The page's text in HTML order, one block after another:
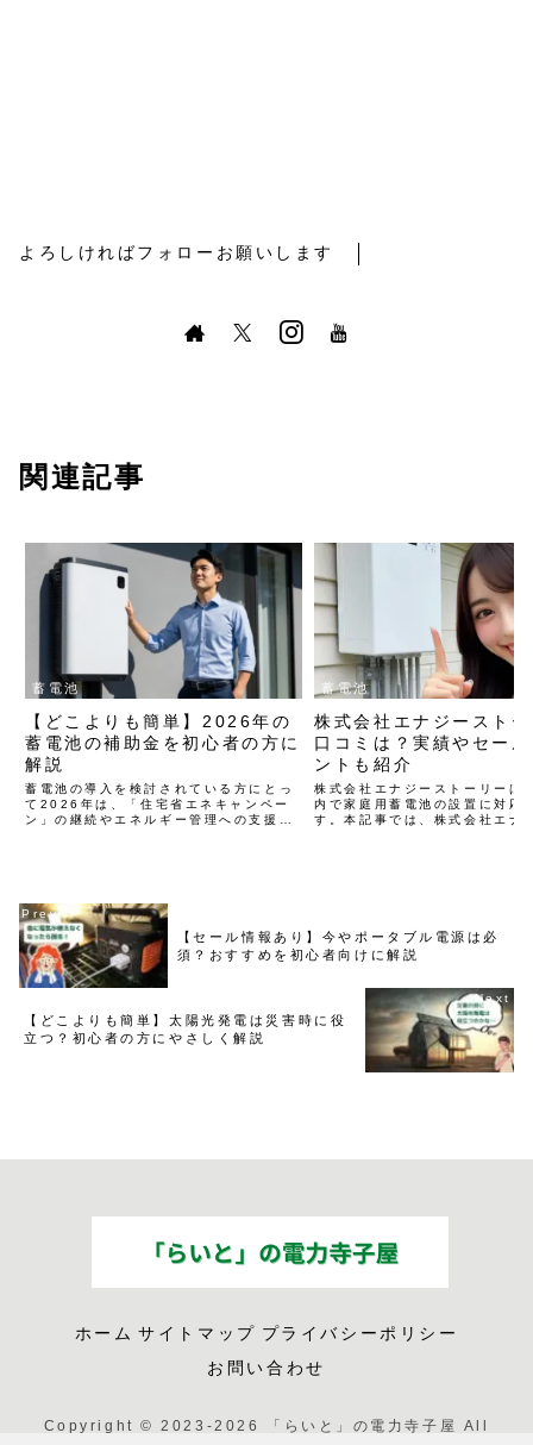
よろしければフォローお願いします
関連記事
蓄電池
【どこよりも簡単】2026年の
蓄電池の補助金を初心者の方に
解説
蓄電池の導入を検討されている方にとっ
て2026年は、「住宅省エネキャンペー
ン」の継続やエネルギー管理への支援が
蓄電池
株式会社エナジースト
口コミは？実績やセー
ントも紹介
株式会社エナジーストーリーは
内で家庭用蓄電池の設置に対応
す。本記事では、株式会社エナ
【セール情報あり】今やポータブル電源は必
須？おすすめを初心者向けに解説
【どこよりも簡単】太陽光発電は災害時に役
立つ？初心者の方にやさしく解説
ホーム サイトマップ プライバシーポリシー
お問い合わせ
Copyright © 2023-2026 「らいと」の電力寺子屋 All